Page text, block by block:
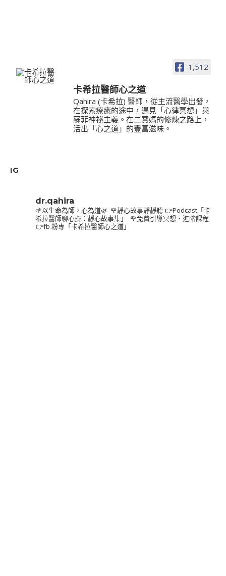
1,512
卡希拉醫師心之道
Qahira (卡希拉) 醫師，從主流醫學出發，
在探索療癒的途中，遇見「心律冥想」與
蘇菲神祕主義。在二寶媽的修煉之路上，
活出「心之道」的豐富滋味。
IG
dr.qahira
🌱以生命為師，心為道🌿⁣ 🌹靜心故事靜靜聽⁣👉Podcast「卡
希拉醫師聊心齋：靜心故事集」⁣
🌹免費引導冥想、進階課程⁣
👉fb 粉專「卡希拉醫師心之道」